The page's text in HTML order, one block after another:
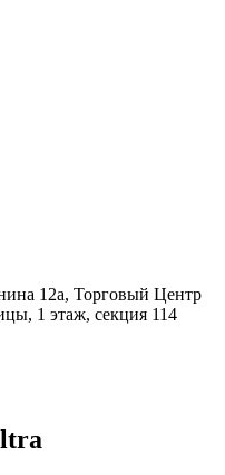
12а, Торговый Центр
1 этаж, секция 114